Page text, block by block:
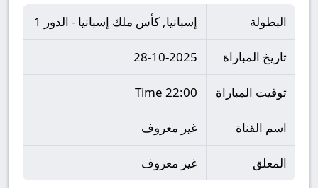
البطولة إسبانيا, كأس ملك إسبانيا - الدور 1
تاريخ المباراة 28-10-2025
توقيت المباراة 22:00 Time
اسم القناة غير معروف
المعلق غير معروف